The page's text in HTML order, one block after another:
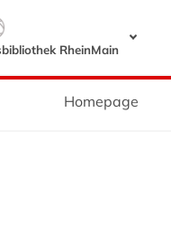
RheinMain
Homepage